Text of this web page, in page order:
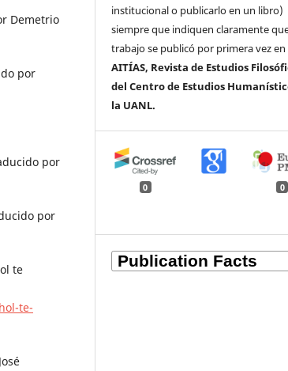
Demetrio
por
por
por
te
te-
institucional o publicarlo en un libro)
siempre que indiquen claramente
trabajo se publicó por primera vez en
AITÍAS, Revista de Estudios
del Centro de Estudios
la UANL.
0 0